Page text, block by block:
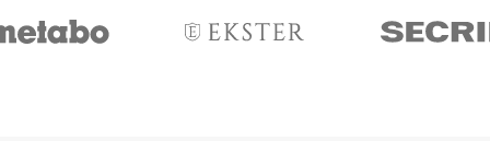
by Metabo Review by Ekster Review by